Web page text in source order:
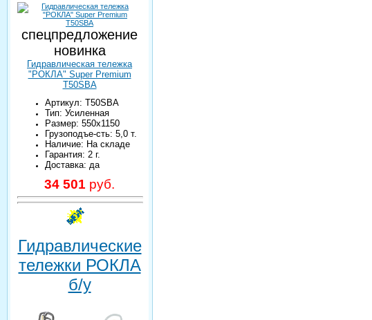
спецпредложение
новинка
Гидравлическая тележка
"РОКЛА" Super Premium
T50SBA
Артикул: T50SBA
Тип: Усиленная
Размер: 550х1150
Грузоподъе-сть: 5,0 т.
Наличие: На складе
Гарантия: 2 г.
Доставка: да
34 501 руб.
Гидравлические
тележки РОКЛА
б/у